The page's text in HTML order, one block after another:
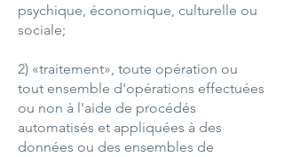
psychique, économique, culturelle ou
sociale;
2) «traitement», toute opération ou
tout ensemble d'opérations effectuées
ou non à l'aide de procédés
automatisés et appliquées à des
données ou des ensembles de